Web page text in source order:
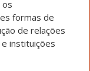
os
formas de
de relações
instituições